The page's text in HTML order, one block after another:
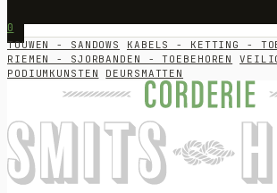
0
TOUWEN - SANDOWS KABELS - KETTING -
RIEMEN - SJORBANDEN - TOEBEHOREN
PODIUMKUNSTEN
DEURSMATTEN